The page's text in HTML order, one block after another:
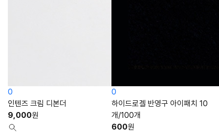
0
인텐즈 크림 디본더
9,000원
0
하이드로겔 반영구 아이패치 10
개/100개
600원